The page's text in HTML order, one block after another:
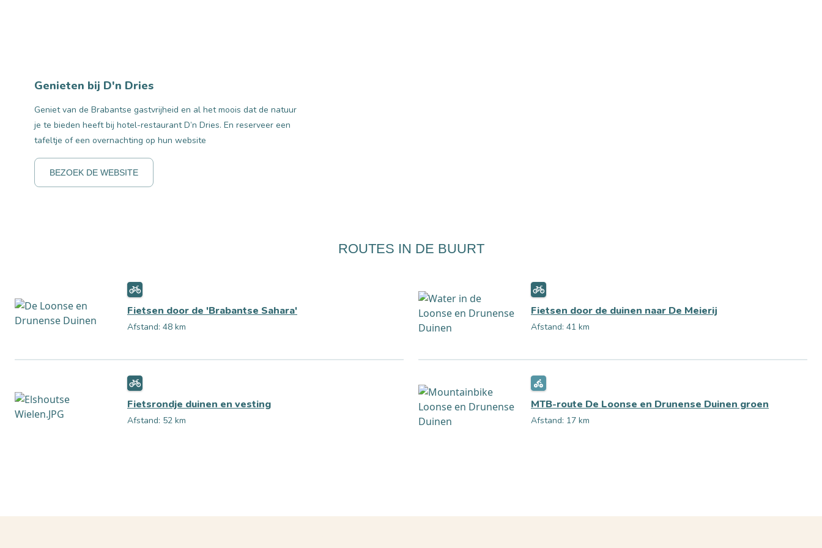
Genieten bij D'n Dries
Geniet van de Brabantse gastvrijheid en al het moois dat de natuur
je te bieden heeft bij hotel-restaurant D’n Dries. En reserveer een
tafeltje of een overnachting op hun website
BEZOEK DE WEBSITE
ROUTES IN DE BUURT
Fietsen door de 'Brabantse Sahara'
Afstand: 48 km
Fietsen door de duinen naar De Meierij
Afstand: 41 km
Fietsrondje duinen en vesting
Afstand: 52 km
MTB-route De Loonse en Drunense Duinen groen
Afstand: 17 km